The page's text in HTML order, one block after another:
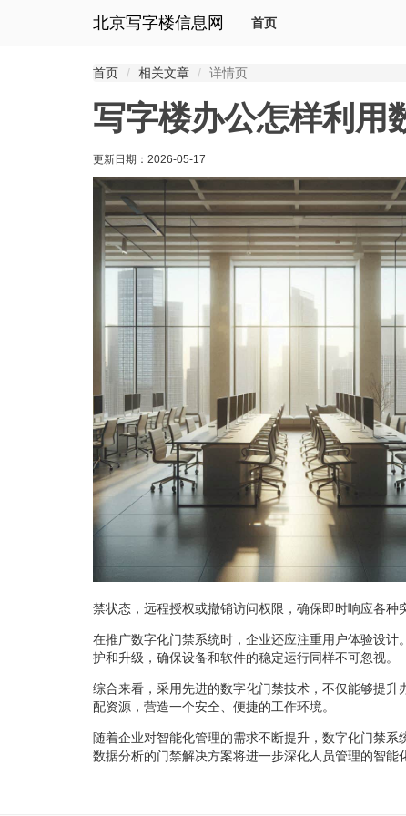
北京写字楼信息网 首页
首页 相关文章 详情页
写字楼办公怎样利用
更新日期： 2026-05-17
禁状态，远程授权或撤销访问权限，确保即时响应各种
在推广数字化门禁系统时，企业还应注重用户体验设
护和升级，确保设备和软件的稳定运行同样不可忽视。
综合来看，采用先进的数字化门禁技术，不仅能够提
配资源，营造一个安全、便捷的工作环境。
随着企业对智能化管理的需求不断提升，数字化门禁
数据分析的门禁解决方案将进一步深化人员管理的智能